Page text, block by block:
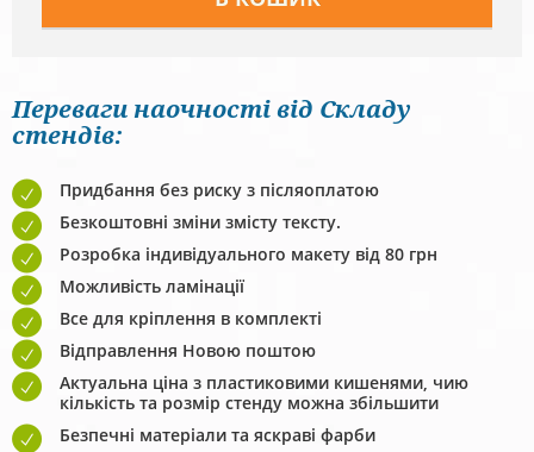
Переваги наочності від Складу
стендів:
Придбання без риску з післяоплатою
Безкоштовні зміни змісту тексту.
Розробка індивідуального макету від 80 грн
Можливість ламінації
Все для кріплення в комплекті
Відправлення Новою поштою
Актуальна ціна з пластиковими кишенями, чию
кількість та розмір стенду можна збільшити
Безпечні матеріали та яскраві фарби